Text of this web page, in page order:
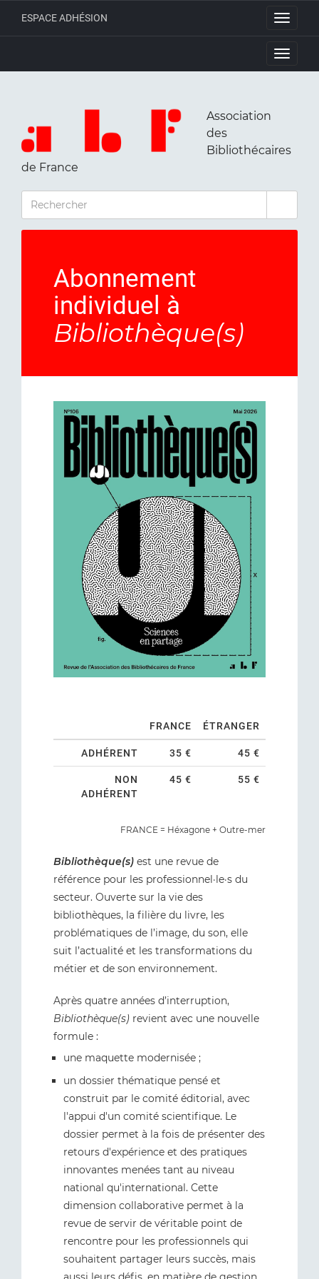
Toggle
ESPACE ADHÉSION
Toggle
Association
des
Bibliothécaires
de France
RECHERCHER
Abonnement
individuel à
Bibliothèque(s)
FRANCE ÉTRANGER
ADHÉRENT 35 € 45 €
NON
ADHÉRENT
45 € 55 €
FRANCE = Héxagone + Outre-mer
Bibliothèque(s) est une revue de
référence pour les professionnel·le·s du
secteur. Ouverte sur la vie des
bibliothèques, la filière du livre, les
problématiques de l’image, du son, elle
suit l’actualité et les transformations du
métier et de son environnement.
Après quatre années d’interruption,
Bibliothèque(s) revient avec une nouvelle
formule :
une maquette modernisée ;
un dossier thématique pensé et
construit par le comité éditorial, avec
l'appui d'un comité scientifique. Le
dossier permet à la fois de présenter des
retours d'expérience et des pratiques
innovantes menées tant au niveau
national qu'international. Cette
dimension collaborative permet à la
revue de servir de véritable point de
rencontre pour les professionnels qui
souhaitent partager leurs succès, mais